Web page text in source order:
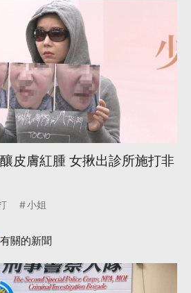
皮膚紅腫 女揪出診所施打非
小姐
有關的新聞